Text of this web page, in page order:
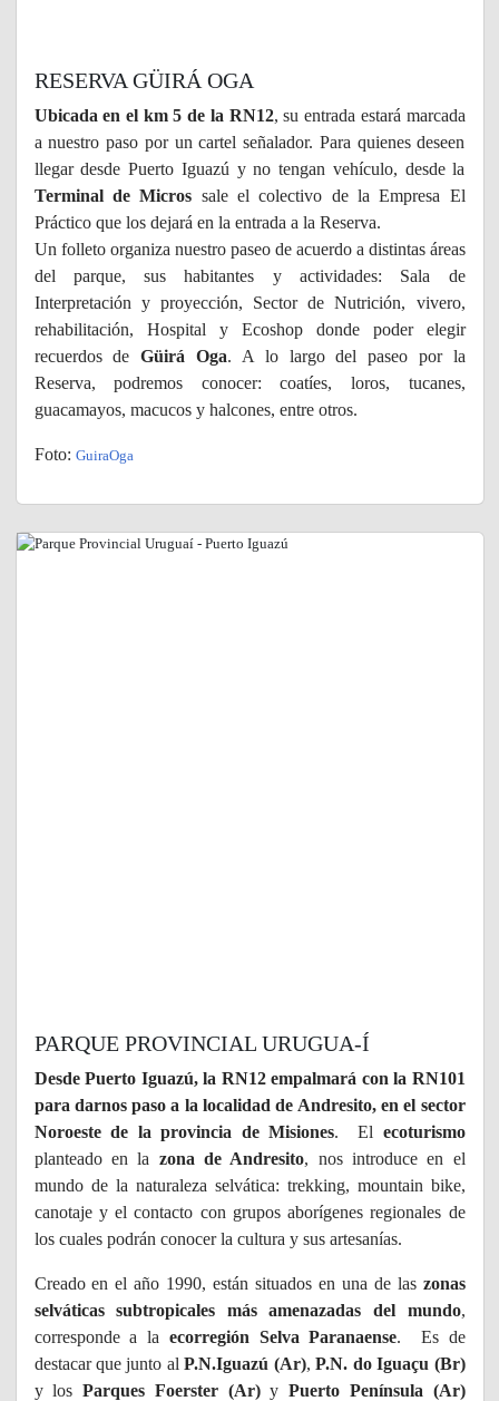
RESERVA GÜIRÁ OGA
Ubicada en el km 5 de la RN12, su entrada estará marcada
a nuestro paso por un cartel señalador. Para quienes deseen
llegar desde Puerto Iguazú y no tengan vehículo, desde la
Terminal de Micros sale el colectivo de la Empresa El
Práctico que los dejará en la entrada a la Reserva.
Un folleto organiza nuestro paseo de acuerdo a distintas áreas
del parque, sus habitantes y actividades: Sala de
Interpretación y proyección, Sector de Nutrición, vivero,
rehabilitación, Hospital y Ecoshop donde poder elegir
recuerdos de Güirá Oga. A lo largo del paseo por la
Reserva, podremos conocer: coatíes, loros, tucanes,
guacamayos, macucos y halcones, entre otros.
Foto: GuiraOga
PARQUE PROVINCIAL URUGUA-Í
Desde Puerto Iguazú, la RN12 empalmará con la RN101
para darnos paso a la localidad de Andresito, en el sector
Noroeste de la provincia de Misiones. El ecoturismo
planteado en la zona de Andresito, nos introduce en el
mundo de la naturaleza selvática: trekking, mountain bike,
canotaje y el contacto con grupos aborígenes regionales de
los cuales podrán conocer la cultura y sus artesanías.
Creado en el año 1990, están situados en una de las zonas
selváticas subtropicales más amenazadas del mundo,
corresponde a la ecorregión Selva Paranaense. Es de
destacar que junto alP.N.Iguazú (Ar),P.N. do Iguaçu (Br)
y los Parques Foerster (Ar)y Puerto Península (Ar)